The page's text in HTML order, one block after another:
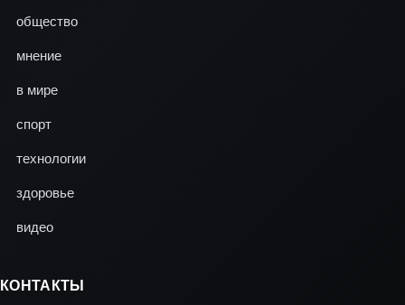
общество
мнение
в мире
спорт
технологии
здоровье
видео
КОНТАКТЫ